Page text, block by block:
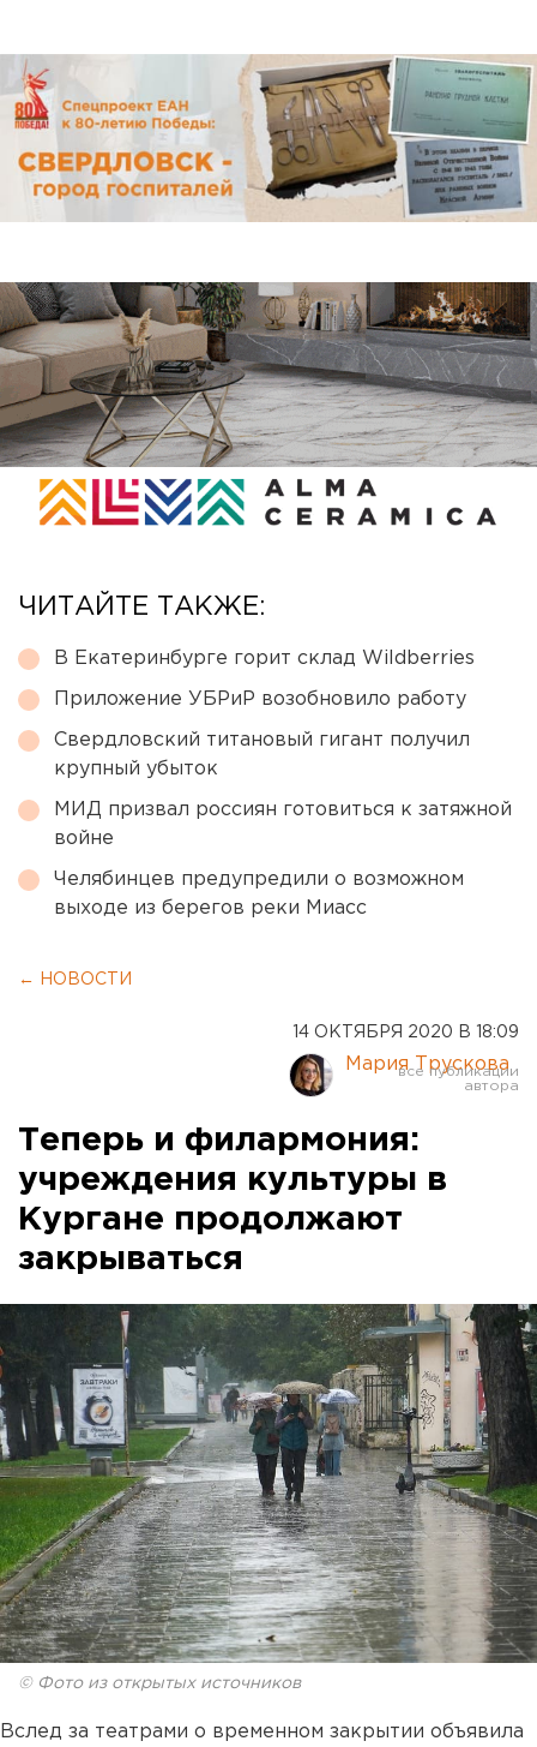
ЧИТАЙТЕ ТАКЖЕ:
В Екатеринбурге горит склад Wildberries
Приложение УБРиР возобновило работу
Свердловский титановый гигант получил
крупный убыток
МИД призвал россиян готовиться к затяжной
войне
Челябинцев предупредили о возможном
выходе из берегов реки Миасс
← НОВОСТИ
14 ОКТЯБРЯ 2020 В 18:09
Мария Трускова
Теперь и филармония:
учреждения культуры в
Кургане продолжают
закрываться
© Фото из открытых источников
Вслед за театрами о временном закрытии объявила